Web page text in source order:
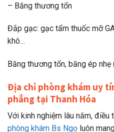
– Băng thương tổn
Đắp gạc: gạc tẩm thuốc mỡ
khô…
Băng thương tổn, băng ép nhẹ
Địa chỉ phòng khám uy
phẳng tại Thanh Hóa
Với kinh nghiệm lâu năm, điều
phòng khám Bs Ngọ luôn